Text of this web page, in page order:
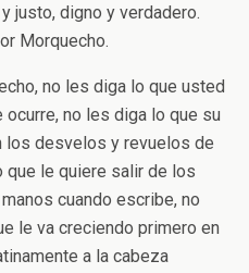
justo, digno y verdadero.
Morquecho.
no les diga lo que usted
no les diga lo que su
los desvelos y revuelos de
que le quiere salir de los
cuando escribe, no
le va creciendo primero en
a la cabeza